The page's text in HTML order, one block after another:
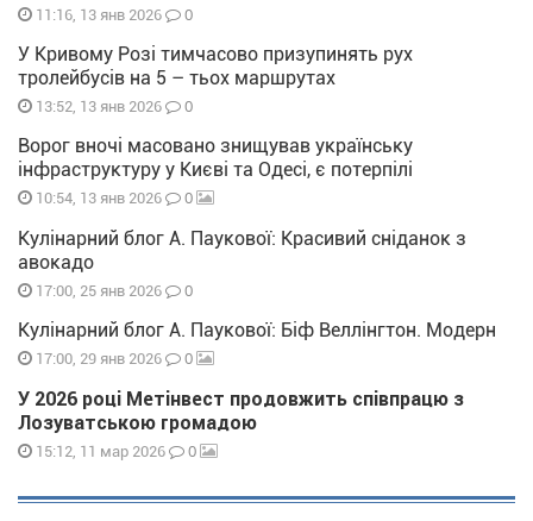
11:16, 13 янв 2026 0
У Кривому Розі тимчасово призупинять рух
тролейбусів на 5 – тьох маршрутах
13:52, 13 янв 2026 0
Ворог вночі масовано знищував українську
інфраструктуру у Києві та Одесі, є потерпілі
10:54, 13 янв 2026 0
Кулінарний блог А. Паукової: Красивий сніданок з
авокадо
17:00, 25 янв 2026 0
Кулінарний блог А. Паукової: Біф Веллінгтон. Модерн
17:00, 29 янв 2026 0
У 2026 році Метінвест продовжить співпрацю з
Лозуватською громадою
15:12, 11 мар 2026 0